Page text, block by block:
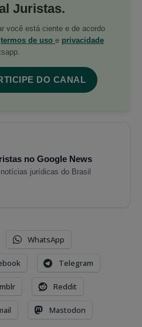
Juristas.
você está ciente e de acordo
termos de uso e privacidade
DO CANAL
no Google News
jurídicas do Brasil
WhatsApp
Telegram
Reddit
Mastodon